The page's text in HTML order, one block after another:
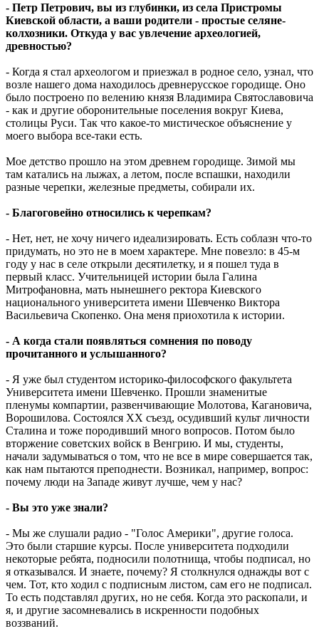
- Петр Петрович, вы из глубинки, из села Пристромы
Киевской области, а ваши родители - простые селяне-
колхозники. Откуда у вас увлечение археологией,
древностью?
- Когда я стал археологом и приезжал в родное село, узнал, что
возле нашего дома находилось древнерусское городище. Оно
было построено по велению князя Владимира Святославовича
- как и другие оборонительные поселения вокруг Киева,
столицы Руси. Так что какое-то мистическое объяснение у
моего выбора все-таки есть.
Мое детство прошло на этом древнем городище. Зимой мы
там катались на лыжах, а летом, после вспашки, находили
разные черепки, железные предметы, собирали их.
- Благоговейно относились к черепкам?
- Нет, нет, не хочу ничего идеализировать. Есть соблазн что-то
придумать, но это не в моем характере. Мне повезло: в 45-м
году у нас в селе открыли десятилетку, и я пошел туда в
первый класс. Учительницей истории была Галина
Митрофановна, мать нынешнего ректора Киевского
национального университета имени Шевченко Виктора
Васильевича Скопенко. Она меня приохотила к истории.
- А когда стали появляться сомнения по поводу
прочитанного и услышанного?
- Я уже был студентом историко-философского факультета
Университета имени Шевченко. Прошли знаменитые
пленумы компартии, развенчивающие Молотова, Кагановича,
Ворошилова. Состоялся ХХ съезд, осудивший культ личности
Сталина и тоже породивший много вопросов. Потом было
вторжение советских войск в Венгрию. И мы, студенты,
начали задумываться о том, что не все в мире совершается так,
как нам пытаются преподнести. Возникал, например, вопрос:
почему люди на Западе живут лучше, чем у нас?
- Вы это уже знали?
- Мы же слушали радио - "Голос Америки", другие голоса.
Это были старшие курсы. После университета подходили
некоторые ребята, подносили полотнища, чтобы подписал, но
я отказывался. И знаете, почему? Я столкнулся однажды вот с
чем. Тот, кто ходил с подписным листом, сам его не подписал.
То есть подставлял других, но не себя. Когда это раскопали, и
я, и другие засомневались в искренности подобных
воззваний.